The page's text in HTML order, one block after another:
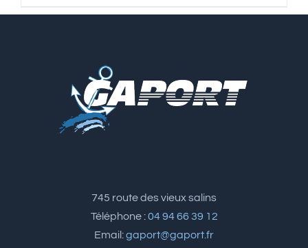
745 route des vieux salins
Téléphone :04 94 66 39 12
Email:gaport@gaport.fr